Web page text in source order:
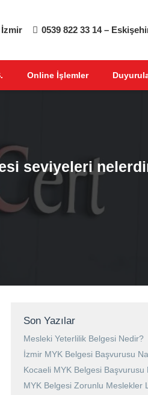
İzmir 0539 822 33 14 –
Online İşlemler
seviyeleri
Son Yazılar
Mesleki Yeterlilik Belgesi Nedir?
İzmir MYK Belgesi Başvurusu
Kocaeli MYK Belgesi Başvurusu
MYK Belgesi Zorunlu Meslekler